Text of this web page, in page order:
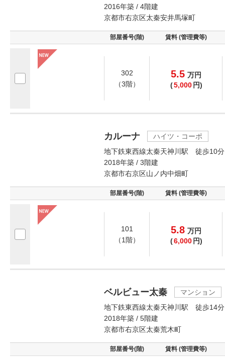
2016年築 / 4階建
京都市右京区太秦安井馬塚町
部屋番号(階) 賃料 (管理費等)
302
（3階）
5.5 万円
(5,000 円)
カルーナ
ハイツ・コーポ
地下鉄東西線太秦天神川駅 徒歩10分
2018年築 / 3階建
京都市右京区山ノ内中畑町
部屋番号(階) 賃料 (管理費等)
101
（1階）
5.8 万円
(6,000 円)
ベルビュー太秦
マンション
地下鉄東西線太秦天神川駅 徒歩14分
2018年築 / 5階建
京都市右京区太秦荒木町
部屋番号(階) 賃料 (管理費等)